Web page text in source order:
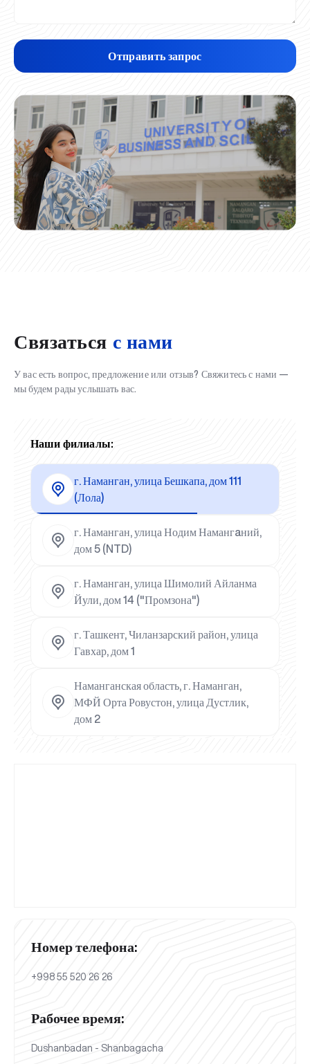
Отправить запрос
Связаться с нами
У вас есть вопрос, предложение или отзыв? Свяжитесь с нами —
мы будем рады услышать вас.
Наши филиалы:
г. Наманган, улица Бешкапа, дом 111
(Лола)
г. Наманган, улица Нодим Намангaний,
дом 5 (NTD)
г. Наманган, улица Шимолий Айланма
Йули, дом 14 ("Промзона")
г. Ташкент, Чиланзарский район, улица
Гавхар, дом 1
Наманганская область, г. Наманган,
МФЙ Орта Ровустон, улица Дустлик,
дом 2
Номер телефона:
+998 55 520 26 26
Рабочее время:
Dushanbadan - Shanbagacha